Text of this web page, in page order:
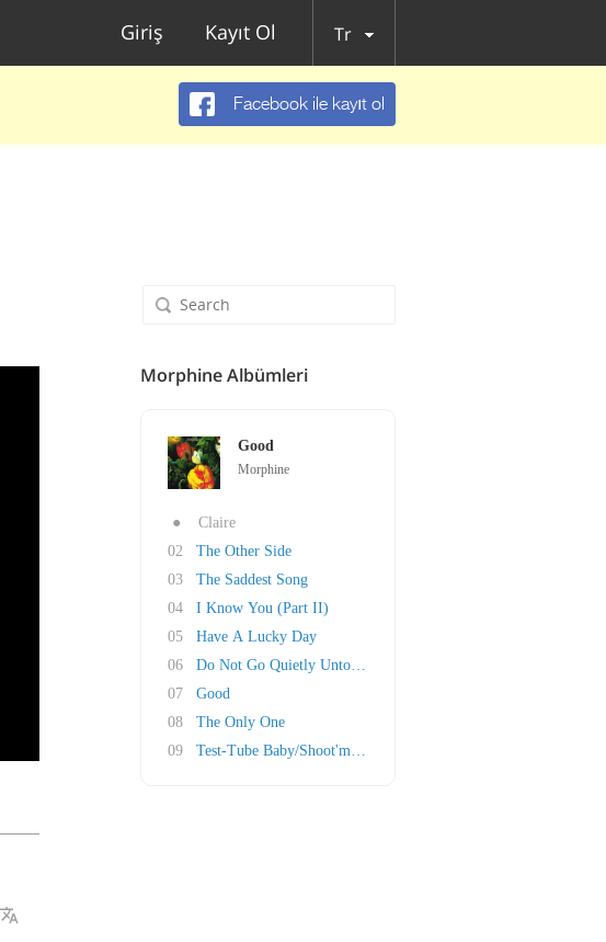
Giriş Kayıt Ol Tr
Facebook ile kayıt ol
Morphine Albümleri
Good
Morphine
●
Claire
02
The Other Side
03
The Saddest Song
04
I Know You (Part II)
05
Have A Lucky Day
06
Do Not Go Quietly Unto Your Grave
07
Good
08
The Only One
09
Test-Tube Baby/Shoot'm Down